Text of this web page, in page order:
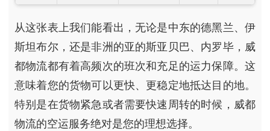
从这张表上我们能看出，无论是中东的德黑兰、伊
斯坦布尔，还是非洲的亚的斯亚贝巴、内罗毕，威
都物流都有着高频次的班次和充足的运力保障。这
意味着您的货物可以更快、更稳定地抵达目的地。
特别是在货物紧急或者需要快速周转的时候，威都
物流的空运服务绝对是您的理想选择。